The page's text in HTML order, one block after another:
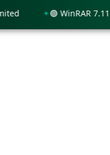
🟢 WinRAR 7.11